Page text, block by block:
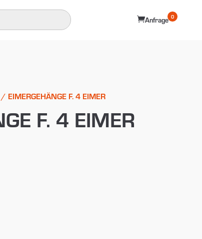
Anfrage 0
EIMERGEHÄNGE F. 4 EIMER
F. 4 EIMER